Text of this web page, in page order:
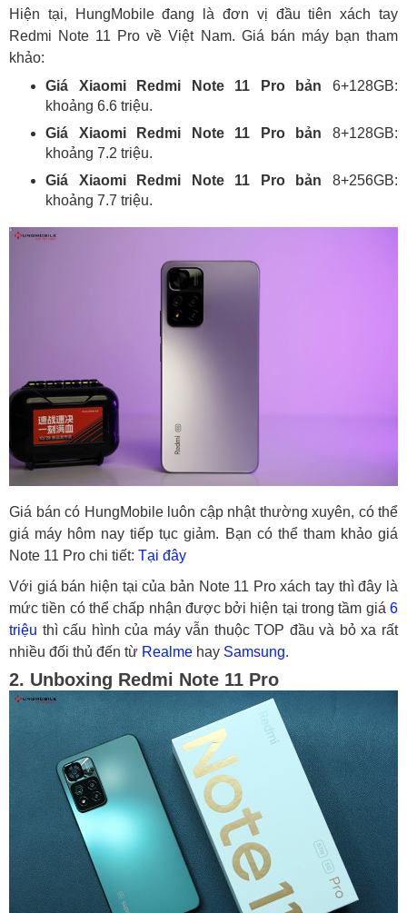
Hiện tại, HungMobile đang là đơn vị đầu tiên xách tay
Redmi Note 11 Pro về Việt Nam. Giá bán máy bạn tham
khảo:
Giá Xiaomi Redmi Note 11 Pro bản 6+128GB:
khoảng 6.6 triệu.
Giá Xiaomi Redmi Note 11 Pro bản 8+128GB:
khoảng 7.2 triệu.
Giá Xiaomi Redmi Note 11 Pro bản 8+256GB:
khoảng 7.7 triệu.
Giá bán có HungMobile luôn cập nhật thường xuyên, có thể
giá máy hôm nay tiếp tục giảm. Bạn có thể tham khảo giá
Note 11 Pro chi tiết: Tại đây
Với giá bán hiện tại của bản Note 11 Pro xách tay thì đây là
mức tiền có thể chấp nhận được bởi hiện tại trong tầm giá 6
triệu thì cấu hình của máy vẫn thuộc TOP đầu và bỏ xa rất
nhiều đối thủ đến từ Realme hay Samsung.
2. Unboxing Redmi Note 11 Pro